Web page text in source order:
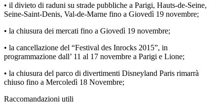
• il divieto di raduni su strade pubbliche a Parigi, Hauts-de-Seine,
Seine-Saint-Denis, Val-de-Marne fino a Giovedì 19 novembre;
• la chiusura dei mercati fino a Giovedì 19 novembre;
• la cancellazione del “Festival des Inrocks 2015”, in
programmazione dall’ 11 al 17 novembre a Parigi e Lione;
• la chiusura del parco di divertimenti Disneyland Paris rimarrà
chiuso fino a Mercoledì 18 Novembre;
Raccomandazioni utili